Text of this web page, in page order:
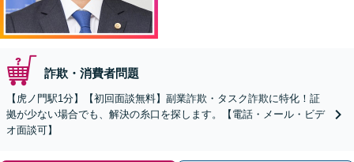
詐欺・消費者問題
【虎ノ門駅1分】【初回面談無料】副業詐欺・タスク詐欺に特化！証
拠が少ない場合でも、解決の糸口を探します。【電話・メール・ビデ
オ面談可】